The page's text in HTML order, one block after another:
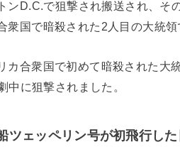
ンD.C.で狙撃され搬送され、
衆国で暗殺された2人目の大統領
カ合衆国で初めて暗殺された大
中に狙撃されました。
ツェッペリン号が初飛行した